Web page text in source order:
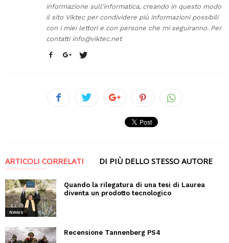
informazione sull'informatica, creando in questo modo
il sito Viktec per condividere più informazioni possibili
con i miei lettori e con persone che mi seguiranno. Per
contatti info@viktec.net
ARTICOLI CORRELATI DI PIÙ DELLO STESSO AUTORE
News
Quando la rilegatura di una tesi di Laurea
diventa un prodotto tecnologico
Recensione Tannenberg PS4